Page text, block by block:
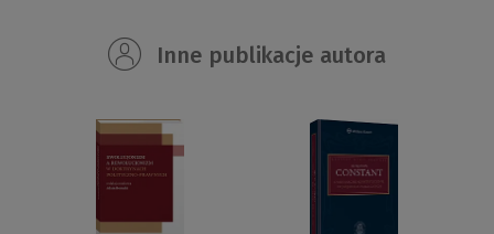
Inne publikacje autora